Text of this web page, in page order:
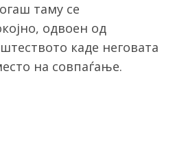
таму се
одвоен од
каде неговата
на совпаѓање.